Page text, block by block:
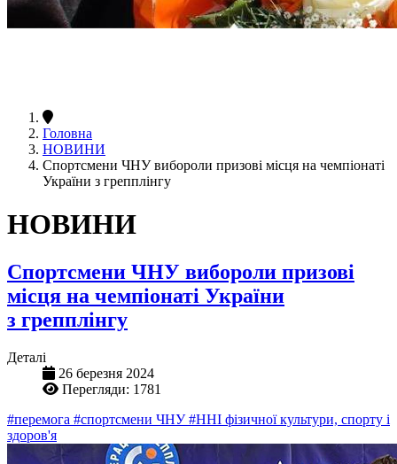
Головна
НОВИНИ
Спортсмени ЧНУ вибороли призові місця на чемпіонаті
України з грепплінгу
НОВИНИ
Спортсмени ЧНУ вибороли призові
місця на чемпіонаті України
з грепплінгу
Деталі
26 березня 2024
Перегляди: 1781
#перемога #спортсмени ЧНУ#ННІ фізичної культури, спорту і
здоров'я